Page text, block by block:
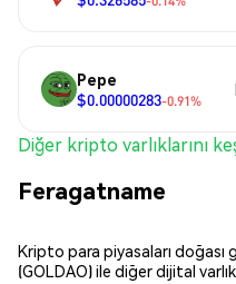
Pepe
$0.00000283-0.91%
Diğer kripto varlıklarını
Feragatname
Kripto para piyasaları doğası
(GOLDAO) ile diğer dijital